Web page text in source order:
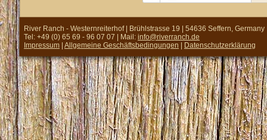
River Ranch - Westernreiterhof | Brühlstrasse 19 | 54636 Seffern, Germany
Tel: +49 (0) 65 69 - 96 07 07 | Mail: info@riverranch.de
Impressum | Allgemeine Geschäftsbedingungen | Datenschutzerklärung